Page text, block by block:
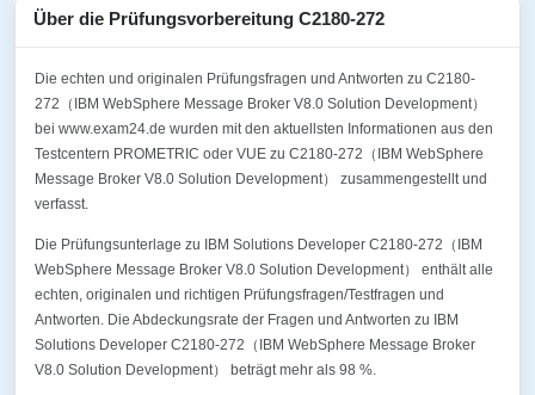
Über die Prüfungsvorbereitung C2180-272
Die echten und originalen Prüfungsfragen und Antworten zu C2180-
272（IBM WebSphere Message Broker V8.0 Solution Development）
bei www.exam24.de wurden mit den aktuellsten Informationen aus den
Testcentern PROMETRIC oder VUE zu C2180-272（IBM WebSphere
Message Broker V8.0 Solution Development） zusammengestellt und
verfasst.
Die Prüfungsunterlage zu IBM Solutions Developer C2180-272（IBM
WebSphere Message Broker V8.0 Solution Development） enthält alle
echten, originalen und richtigen Prüfungsfragen/Testfragen und
Antworten. Die Abdeckungsrate der Fragen und Antworten zu IBM
Solutions Developer C2180-272（IBM WebSphere Message Broker
V8.0 Solution Development） beträgt mehr als 98 %.